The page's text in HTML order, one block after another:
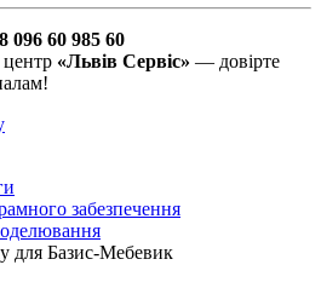
096 60 985 60
центр «Львів Сервіс» — довірте
забезпечення
для Базис-Мебевик